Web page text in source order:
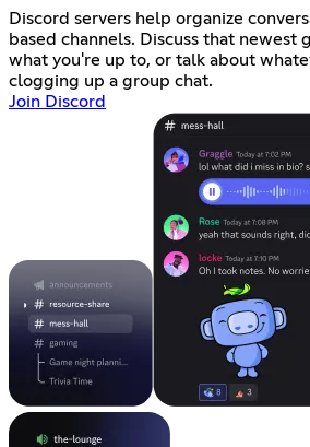
Discord servers help organize
based channels. Discuss that newest
what you're up to, or talk about
clogging up a group chat.
Join Discord